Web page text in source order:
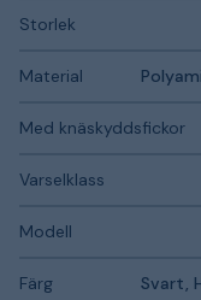
Storlek
Material
Med knäskyddsfickor
Varselklass
Modell
Färg